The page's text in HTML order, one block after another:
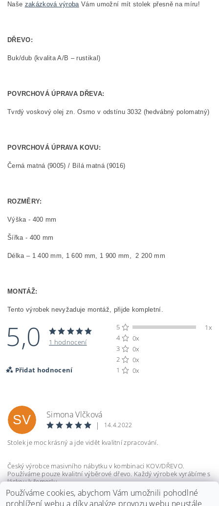
Naše zakázková výrobaVám umožní mít stolek přesně na míru!
DŘEVO:
Buk/dub (kvalita A/B – rustikal)
POVRCHOVÁ ÚPRAVA DŘEVA:
Tvrdý voskový olej zn. Osmo v odstínu 3032 (hedvábný polomatný)
POVRCHOVÁ ÚPRAVA KOVU:
Černá matná (9005) / Bílá matná (9016)
ROZMĚRY:
Výška - 400 mm
Šířka - 400 mm
Délka – 1 400 mm, 1 600 mm, 1 900 mm, 2 200 mm
MONTÁŽ:
Tento výrobek nevyžaduje montáž, přijde kompletní.
5,0 1 hodnocení
Přidat hodnocení
5
1x
4
0x
3
0x
2
0x
1
0x
SV
Simona Vlčková
|
14.4.2022
Stolek je moc krásný a jde vidět kvalitní zpracování.
Český výrobce masivního nábytku v kombinaci KOV/DŘEVO.
Používáme pouze kvalitní výběrové dřevo. Každý výrobek vyrábíme s
láskou k řemeslu.
Používáme cookies, abychom Vám umožnili pohodlné
prohlížení webu a díky analýze provozu webu neustále